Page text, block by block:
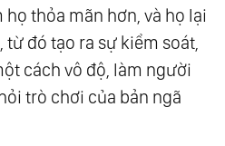
Là Gì?
Bạn Cần Phải Biết!
Linh.
Là Thân Thể !
Thành Từ Tần Số Rung
thỏa mãn hơn, và họ lại
đó tạo ra sự kiểm soát,
cách vô độ, làm người
trò chơi của bản ngã